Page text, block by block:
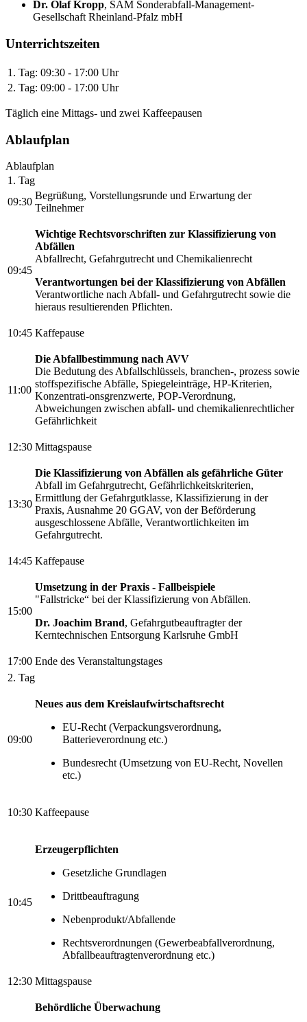
Dr. Olaf Kropp, SAM Sonderabfall-Management-
Gesellschaft Rheinland-Pfalz mbH
Unterrichtszeiten
1. Tag: 09:30 - 17:00 Uhr
2. Tag: 09:00 - 17:00 Uhr
Täglich eine Mittags- und zwei Kaffeepausen
Ablaufplan
Ablaufplan
1. Tag
09:30
Begrüßung, Vorstellungsrunde und Erwartung der
Teilnehmer
09:45
Wichtige Rechtsvorschriften zur Klassifizierung von
Abfällen
Abfallrecht, Gefahrgutrecht und Chemikalienrecht
Verantwortungen bei der Klassifizierung von Abfällen
Verantwortliche nach Abfall- und Gefahrgutrecht sowie die
hieraus resultierenden Pflichten.
10:45 Kaffepause
11:00
Die Abfallbestimmung nach AVV
Die Bedutung des Abfallschlüssels, branchen-, prozess sowie
stoffspezifische Abfälle, Spiegeleinträge, HP-Kriterien,
Konzentrati-onsgrenzwerte, POP-Verordnung,
Abweichungen zwischen abfall- und chemikalienrechtlicher
Gefährlichkeit
12:30 Mittagspause
13:30
Die Klassifizierung von Abfällen als gefährliche Güter
Abfall im Gefahrgutrecht, Gefährlichkeitskriterien,
Ermittlung der Gefahrgutklasse, Klassifizierung in der
Praxis, Ausnahme 20 GGAV, von der Beförderung
ausgeschlossene Abfälle, Verantwortlichkeiten im
Gefahrgutrecht.
14:45 Kaffepause
15:00
Umsetzung in der Praxis - Fallbeispiele
"Fallstricke“ bei der Klassifizierung von Abfällen.
Dr. Joachim Brand, Gefahrgutbeauftragter der
Kerntechnischen Entsorgung Karlsruhe GmbH
17:00 Ende des Veranstaltungstages
2. Tag
09:00
Neues aus dem Kreislaufwirtschaftsrecht
EU-Recht (Verpackungsverordnung,
Batterieverordnung etc.)
Bundesrecht (Umsetzung von EU-Recht, Novellen
etc.)
10:30 Kaffeepause
10:45
Erzeugerpflichten
Gesetzliche Grundlagen
Drittbeauftragung
Nebenprodukt/Abfallende
Rechtsverordnungen (Gewerbeabfallverordnung,
Abfallbeauftragtenverordnung etc.)
12:30 Mittagspause
Behördliche Überwachung